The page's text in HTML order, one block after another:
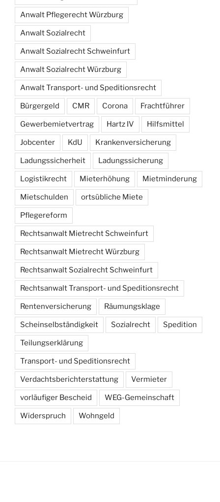
Anwalt Pflegerecht Würzburg
Anwalt Sozialrecht
Anwalt Sozialrecht Schweinfurt
Anwalt Sozialrecht Würzburg
Anwalt Transport- und Speditionsrecht
Bürgergeld CMR Corona Frachtführer
Gewerbemietvertrag Hartz IV Hilfsmittel
Jobcenter KdU Krankenversicherung
Ladungssicherheit Ladungssicherung
Logistikrecht Mieterhöhung Mietminderung
Mietschulden ortsübliche Miete
Pflegereform
Rechtsanwalt Mietrecht Schweinfurt
Rechtsanwalt Mietrecht Würzburg
Rechtsanwalt Sozialrecht Schweinfurt
Rechtsanwalt Transport- und Speditionsrecht
Rentenversicherung Räumungsklage
Scheinselbständigkeit Sozialrecht Spedition
Teilungserklärung
Transport- und Speditionsrecht
Verdachtsberichterstattung Vermieter
vorläufiger Bescheid WEG-Gemeinschaft
Widerspruch Wohngeld